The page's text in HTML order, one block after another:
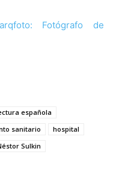
Fotógrafo de
española
sanitario
hospital
Sulkin